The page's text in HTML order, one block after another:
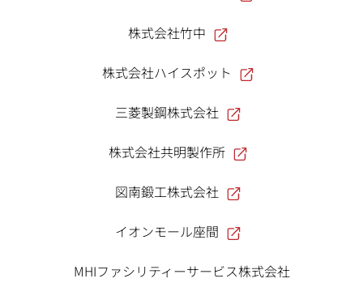
株式会社竹中
株式会社ハイスポット
三菱製鋼株式会社
株式会社共明製作所
図南鍛工株式会社
イオンモール座間
MHIファシリティーサービス株式会社